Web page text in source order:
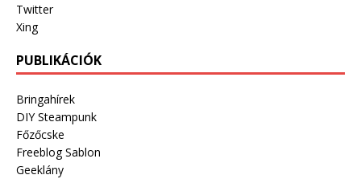
Twitter
Xing
PUBLIKÁCIÓK
Bringahírek
DIY Steampunk
Főzőcske
Freeblog Sablon
Geeklány